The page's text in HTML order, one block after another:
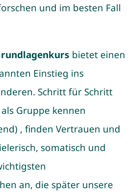
und im besten Fall
bietet einen
Einstieg ins
Schritt für Schritt
Gruppe kennen
, finden Vertrauen und
somatisch und
an, die später unsere